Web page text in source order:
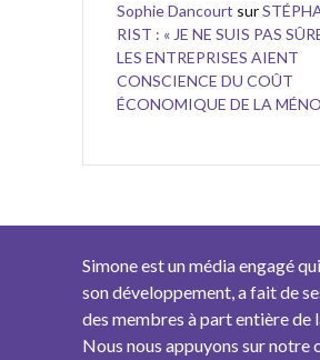
Sophie Dancourt sur
RIST : « JE NE SUIS PAS
LES ENTREPRISES AIENT
CONSCIENCE DU COÛT
ÉCONOMIQUE DE LA
Simone est un média engagé
son développement, a fait de
des membres à part entière de
Nous nous appuyons sur notre